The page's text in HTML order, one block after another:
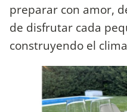
preparar con amor,
de disfrutar cada
construyendo el